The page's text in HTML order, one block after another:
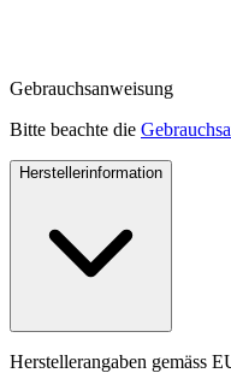
Gebrauchsanweisung
Bitte beachte die
Herstellerinformation
Herstellerangaben gemäss